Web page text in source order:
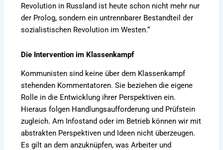
Revolution in Russland ist heute schon nicht mehr nur
der Prolog, sondern ein untrennbarer Bestandteil der
sozialistischen Revolution im Westen.“
Die Intervention im Klassenkampf
Kommunisten sind keine über dem Klassenkampf
stehenden Kommentatoren. Sie beziehen die eigene
Rolle in die Entwicklung ihrer Perspektiven ein.
Hieraus folgen Handlungsaufforderung und Prüfstein
zugleich. Am Infostand oder im Betrieb können wir mit
abstrakten Perspektiven und Ideen nicht überzeugen.
Es gilt an dem anzuknüpfen, was Arbeiter und